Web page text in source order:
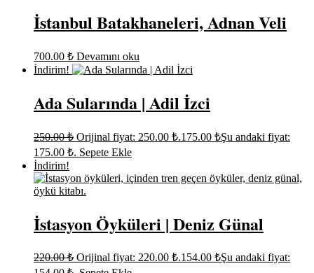
İstanbul Batakhaneleri, Adnan Veli
700.00 ₺ Devamını oku
İndirim!
Ada Sularında | Adil İzci
250.00₺ Orijinal fiyat: 250.00 ₺.175.00 ₺Şu andaki fiyat:
175.00 ₺. Sepete Ekle
İndirim!
İstasyon Öyküleri | Deniz Günal
220.00₺ Orijinal fiyat: 220.00 ₺.154.00 ₺Şu andaki fiyat: